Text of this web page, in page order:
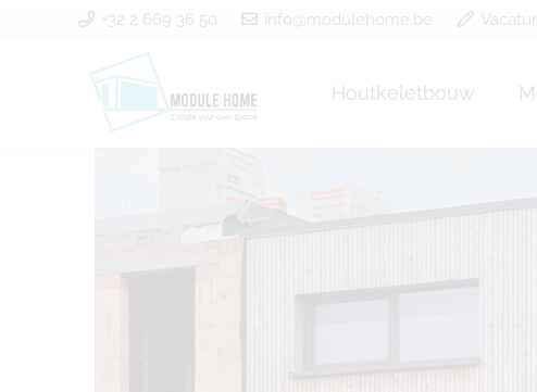
+32 2 669 36 50 info@modulehome.be
Houtkeletbouw